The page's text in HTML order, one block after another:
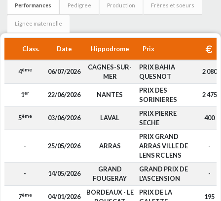
Performances Pedigree Production Frères et soeurs
Lignée maternelle
Class. Date Hippodrome Prix
4ème 06/07/2026
CAGNES-SUR-
MER
PRIX BAHIA
QUESNOT
2 080
1er 22/06/2026 NANTES
PRIX DES
SORINIERES
2 475
5ème 03/06/2026 LAVAL
PRIX PIERRE
SECHE
400
- 25/05/2026 ARRAS
PRIX GRAND
ARRAS VILLE DE
LENS RC LENS
-
- 14/05/2026
GRAND
FOUGERAY
GRAND PRIX DE
L'ASCENSION
-
7ème 04/01/2026
BORDEAUX - LE
PRIX DE LA
195